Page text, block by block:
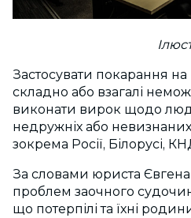
Застосувати покарання
складно або взагалі
виконати вирок щодо
недружніх або
зокрема Росії, Білорусі,
За словами юриста
проблем заочного
що потерпілі та їхні